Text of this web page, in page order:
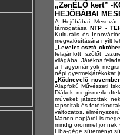
„ZenÉLŐ kert” -
HEJŐBÁBAI
A Hejőbábai Mesevár
támogatásaNTP -
Kulturális és
megvalósítására nyílt
„Levelet osztó
felajánlott szőlőt
világába. Játékos
a hagyományok
népi gyermekjátékokat
„Ködnevelő
Alapfokú Művészeti
Diákok
műveket játszottak
tapsoltak és
változatos,
Márton napjáról is
mindig örömmel jönnek
Liba-gége süteményt